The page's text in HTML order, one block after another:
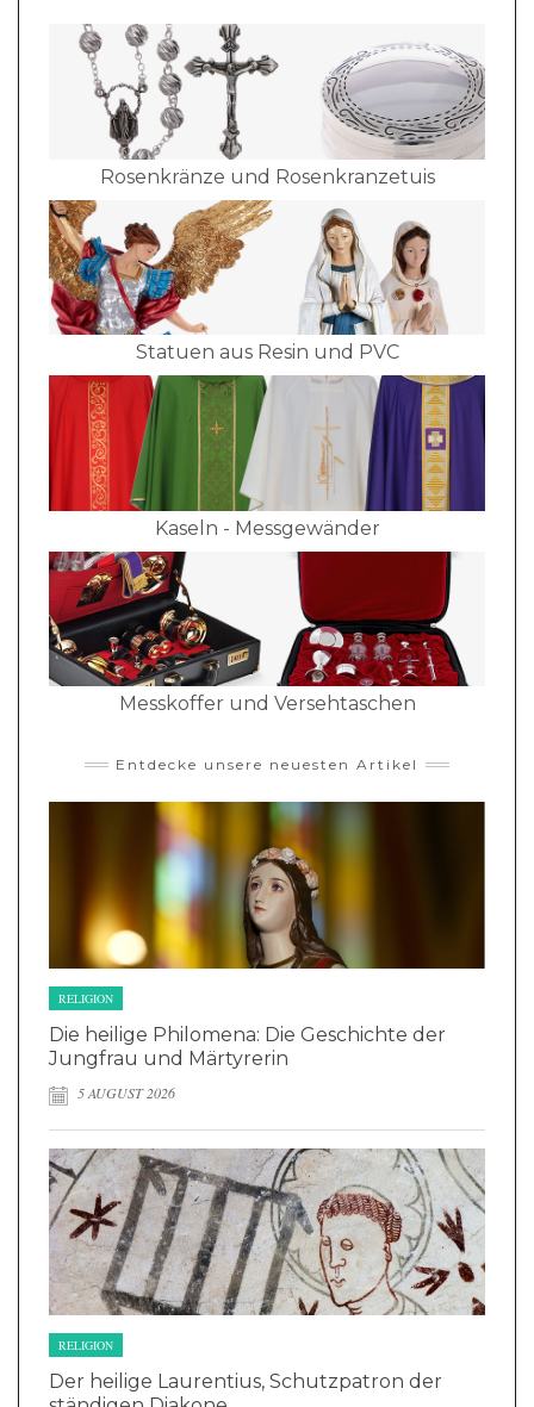
Rosenkränze und Rosenkranzetuis
Statuen aus Resin und PVC
Kaseln - Messgewänder
Messkoffer und Versehtaschen
Entdecke unsere neuesten Artikel
RELIGION
Die heilige Philomena: Die Geschichte der
Jungfrau und Märtyrerin
5 AUGUST 2026
RELIGION
Der heilige Laurentius, Schutzpatron der